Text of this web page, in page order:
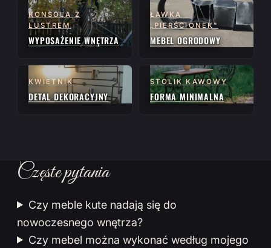
KONSOLA Z
LUSTREM
WYPOSAŻENIE WNĘTRZA
ŁAWKA
„PIERŚCIONEK"
MEBEL OGRODOWY
KWIETNIK
DETAL DEKORACYJNY
STOLIK KAWOWY
FORMA MINIMALNA
Częste pytania
Czy meble kute nadają się do
nowoczesnego wnętrza?
Czy mebel można wykonać według mojego